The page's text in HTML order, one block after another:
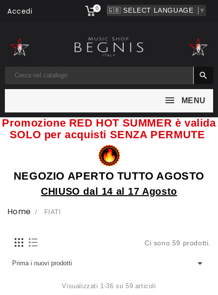
▼
Accedi 0

MENU
Promozione RED HOT SUMMER è valida
SOLO per acquisti SENZA PERMUTE
NEGOZIO APERTO TUTTO AGOSTO
CHIUSO dal 14 al 17 Agosto
Home FIATI
Ci sono 59 prodotti.
Prima i nuovi prodotti 
Visualizzati 1-36 su 59 articoli